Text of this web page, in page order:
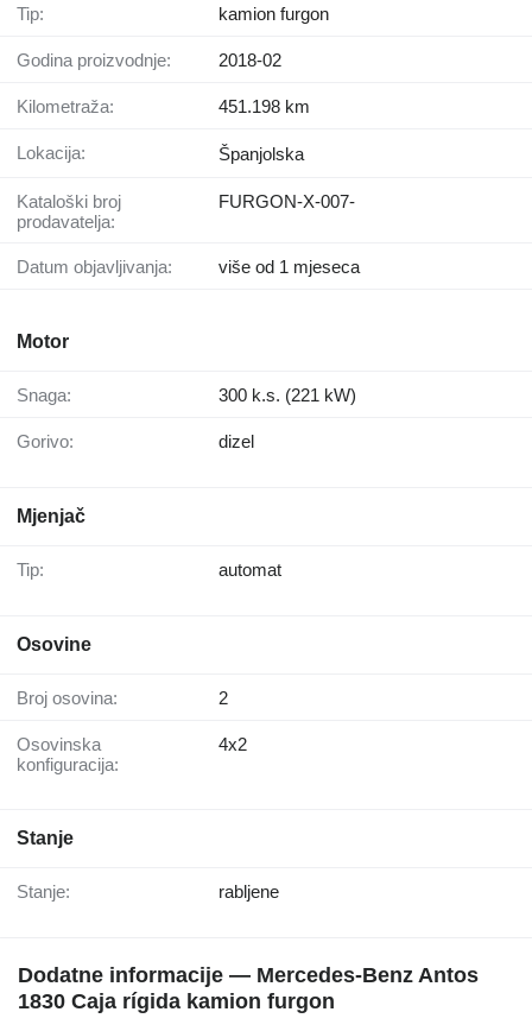
Tip: kamion furgon
Godina proizvodnje: 2018-02
Kilometraža: 451.198 km
Lokacija: Španjolska
Kataloški broj
prodavatelja:
FURGON-X-007-
Datum objavljivanja: više od 1 mjeseca
Motor
Snaga: 300 k.s. (221 kW)
Gorivo: dizel
Mjenjač
Tip: automat
Osovine
Broj osovina: 2
Osovinska
konfiguracija:
4x2
Stanje
Stanje: rabljene
Dodatne informacije — Mercedes-Benz Antos
1830 Caja rígida kamion furgon